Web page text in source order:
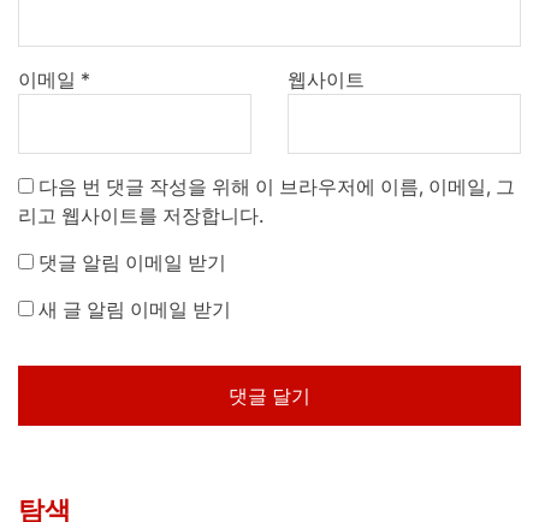
이메일 * 웹사이트
다음 번 댓글 작성을 위해 이 브라우저에 이름, 이메일, 그
리고 웹사이트를 저장합니다.
댓글 알림 이메일 받기
새 글 알림 이메일 받기
탐색